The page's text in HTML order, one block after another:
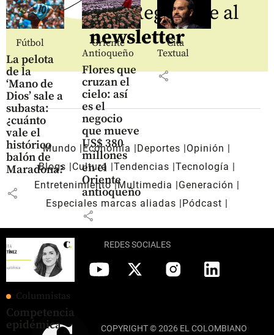
Fútbol
La pelota
de la
‘Mano de
Dios’ sale a
subasta:
¿cuánto
vale el
histórico
balón de
Maradona?
share
Oriente
Antioqueño
Flores que
cruzan el
cielo: así
es el
negocio
que mueve
US$ 380
millones
en el
Oriente
antioqueño
share
Cita
Textual
share
Columnistas
Competencia
epidémica
Regístrate al
newsletter
Mundo Economía Deportes
Opinión
Blogs
Cultura Tendencias Tecnología
Entretenimiento Multimedia
Generación
Especiales marcas aliadas
Pódcast
REDES SOCIALES
COPYRIGHT © 2026 EL COLOMBIANO